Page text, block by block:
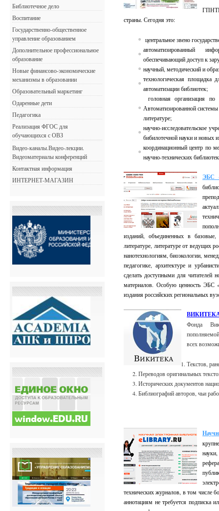
ГПНТБ
страны. Сегодня это:
центральное звено
автоматизированный
обеспечивающий доступ к
научный, методический и
технологическая площадка
автоматизации библиотек;
головная организация
Автоматизированной
литературе;
научно-исследовательское
бибилотечной науки и новых
координационный центр по
научно-технических
ЭБС
изданий, объединенных в базовые,
литературе, литературе от ведущих
нанотехнологиям, биоэкологии,
педагогике, архитектуре и
сделать доступными для
материалов. Особую ценность ЭБС
издания российских региональных
Фонда
всех
Текстов,
Переводов оригинальных
Исторических документов
Библиографий авторов, чьи
технических журналов, в том числе
аннотациям не требуется подписка
Библиотечное дело
Воспитание
Государственно-общественное
управление образованием
Дополнительное профессиональное
образование
Новые финансово-экономические
механизмы в образовании
Образовательный маркетинг
Одаренные дети
Педагогика
Реализация ФГОС для
обучающихся с ОВЗ
Видео-каналы.Видео-лекции.
Видеоматериалы конференций
Контактная информация
ИНТЕРНЕТ-МАГАЗИН